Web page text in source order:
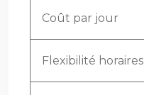
Coût par jour
Flexibilité horaires